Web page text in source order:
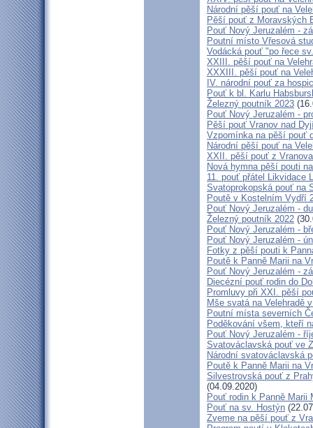
Národní pěší pouť na
Pěší pouť z Moravských
Pouť Nový Jeruzalém -
Poutní místo Vřesová
Vodácká pouť "po řece
XXIII. pěší pouť na
XXXIII. pěší pouť na
IV. národní pouť za
Pouť k bl. Karlu
Železný poutník 2023
Pouť Nový Jeruzalém -
Pěší pouť Vranov nad
Vzpomínka na pěší pouť
Národní pěší pouť na
XXII. pěší pouť z
Nová hymna pěší pouti
11. pouť přátel Likvidace
Svatoprokopská pouť na
Poutě v Kostelním Vydří
Pouť Nový Jeruzalém -
Železný poutník 2022
Pouť Nový Jeruzalém -
Pouť Nový Jeruzalém -
Fotky z pěší pouti k
Poutě k Panně Marii na
Pouť Nový Jeruzalém -
Diecézní pouť rodin do
Promluvy při XXI. pěší
Mše svatá na Velehradě
Poutní místa severních
Poděkování všem, kteří
Pouť Nový Jeruzalém -
Svatováclavská pouť ve
Národní svatováclavská
Poutě k Panně Marii na
Silvestrovská pouť z
(04.09.2020)
Pouť rodin k Panně Marii
Pouť na sv. Hostýn
Zveme na pěší pouť z